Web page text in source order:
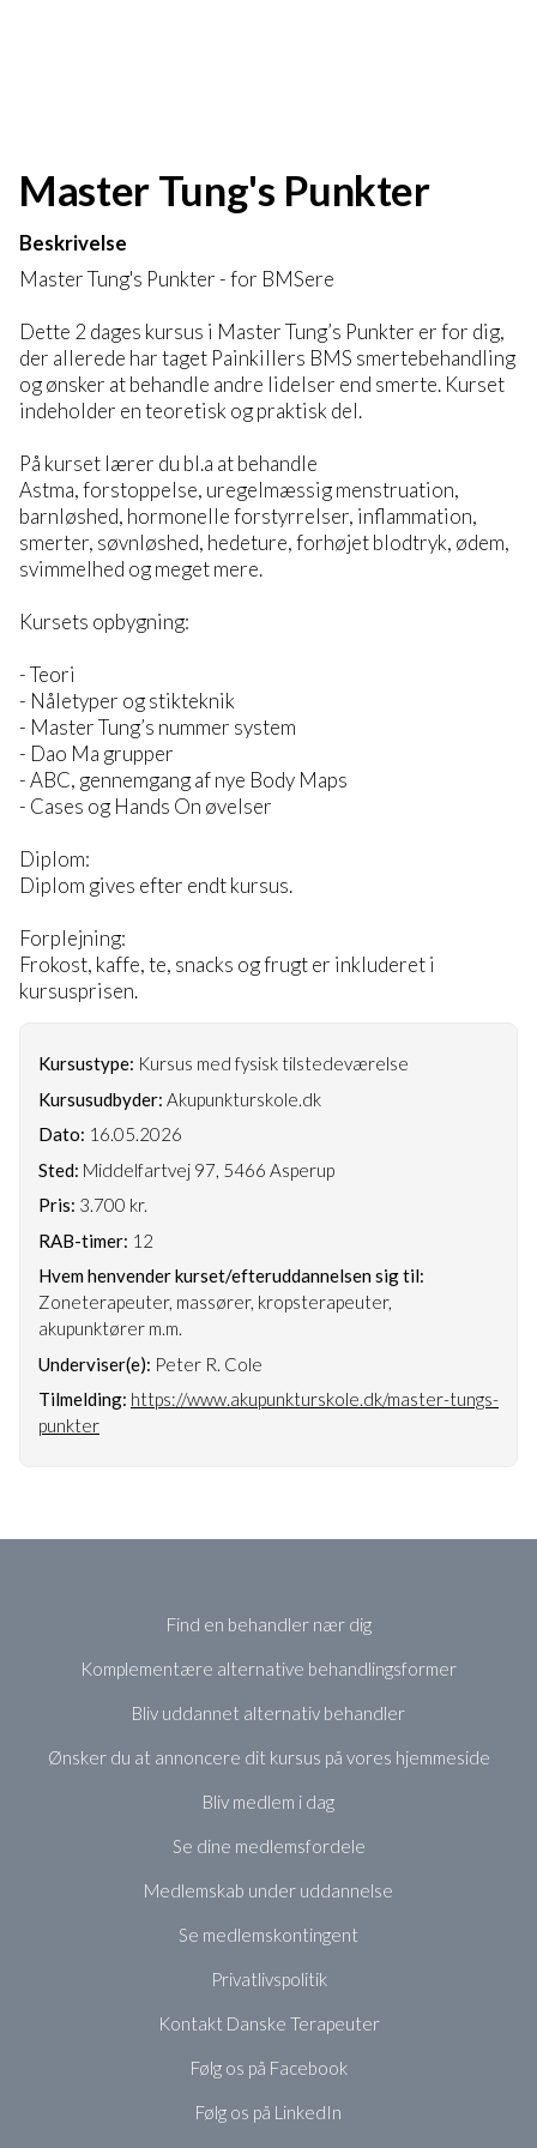
Master Tung's Punkter
Beskrivelse
Master Tung's Punkter - for BMSere
Dette 2 dages kursus i Master Tung’s Punkter er for dig,
der allerede har taget Painkillers BMS smertebehandling
og ønsker at behandle andre lidelser end smerte. Kurset
indeholder en teoretisk og praktisk del.
På kurset lærer du bl.a at behandle
Astma, forstoppelse, uregelmæssig menstruation,
barnløshed, hormonelle forstyrrelser, inflammation,
smerter, søvnløshed, hedeture, forhøjet blodtryk, ødem,
svimmelhed og meget mere.
Kursets opbygning:
- Teori
- Nåletyper og stikteknik
- Master Tung’s nummer system
- Dao Ma grupper
- ABC, gennemgang af nye Body Maps
- Cases og Hands On øvelser
Diplom:
Diplom gives efter endt kursus.
Forplejning:
Frokost, kaffe, te, snacks og frugt er inkluderet i
kursusprisen.
Kursustype: Kursus med fysisk tilstedeværelse
Kursusudbyder: Akupunkturskole.dk
Dato: 16.05.2026
Sted: Middelfartvej 97, 5466 Asperup
Pris: 3.700 kr.
RAB-timer: 12
Hvem henvender kurset/efteruddannelsen sig til:
Zoneterapeuter, massører, kropsterapeuter,
akupunktører m.m.
Underviser(e): Peter R. Cole
Tilmelding: https://www.akupunkturskole.dk/master-tungs-
punkter
Find en behandler nær dig
Komplementære alternative behandlingsformer
Bliv uddannet alternativ behandler
Ønsker du at annoncere dit kursus på vores hjemmeside
Bliv medlem i dag
Se dine medlemsfordele
Medlemskab under uddannelse
Se medlemskontingent
Privatlivspolitik
Kontakt Danske Terapeuter
Følg os på Facebook
Følg os på LinkedIn